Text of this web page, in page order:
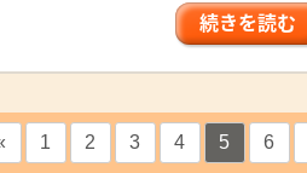
続きを読む
1 2 3 4 5 6